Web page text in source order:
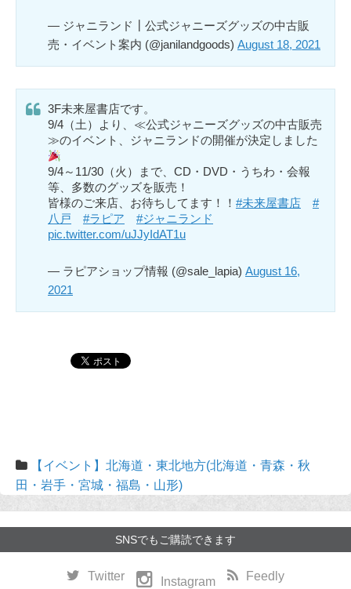
— ジャニランド┃公式ジャニーズグッズの中古販
売・イベント案内 (@janilandgoods) August 18, 2021
3F未来屋書店です。
9/4（土）より、≪公式ジャニーズグッズの中古販売
≫のイベント、ジャニランドの開催が決定しました
9/4～11/30（火）まで、CD・DVD・うちわ・会報
等、多数のグッズを販売！
皆様のご来店、お待ちしてます！！ #未来屋書店
#
八戸
#ラピア
#ジャニランド
pic.twitter.com/uJJyIdAT1u
— ラピアショップ情報 (@sale_lapia) August 16,
2021
【イベント】北海道・東北地方(北海道・青森・秋
田・岩手・宮城・福島・山形)
SNSでもご購読できます
Twitter Instagram Feedly